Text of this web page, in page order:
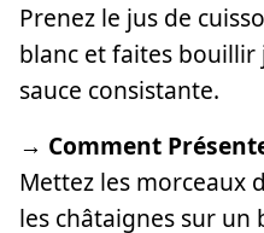
Prenez le jus de
blanc et faites bouillir
sauce consistante.
→ Comment
Mettez les morceaux
les châtaignes sur un